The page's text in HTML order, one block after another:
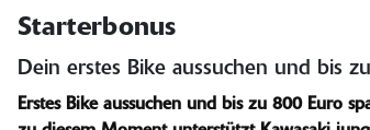
Starterbonus
Dein erstes Bike aussuchen und bis
Erstes Bike aussuchen und bis zu 800 Euro